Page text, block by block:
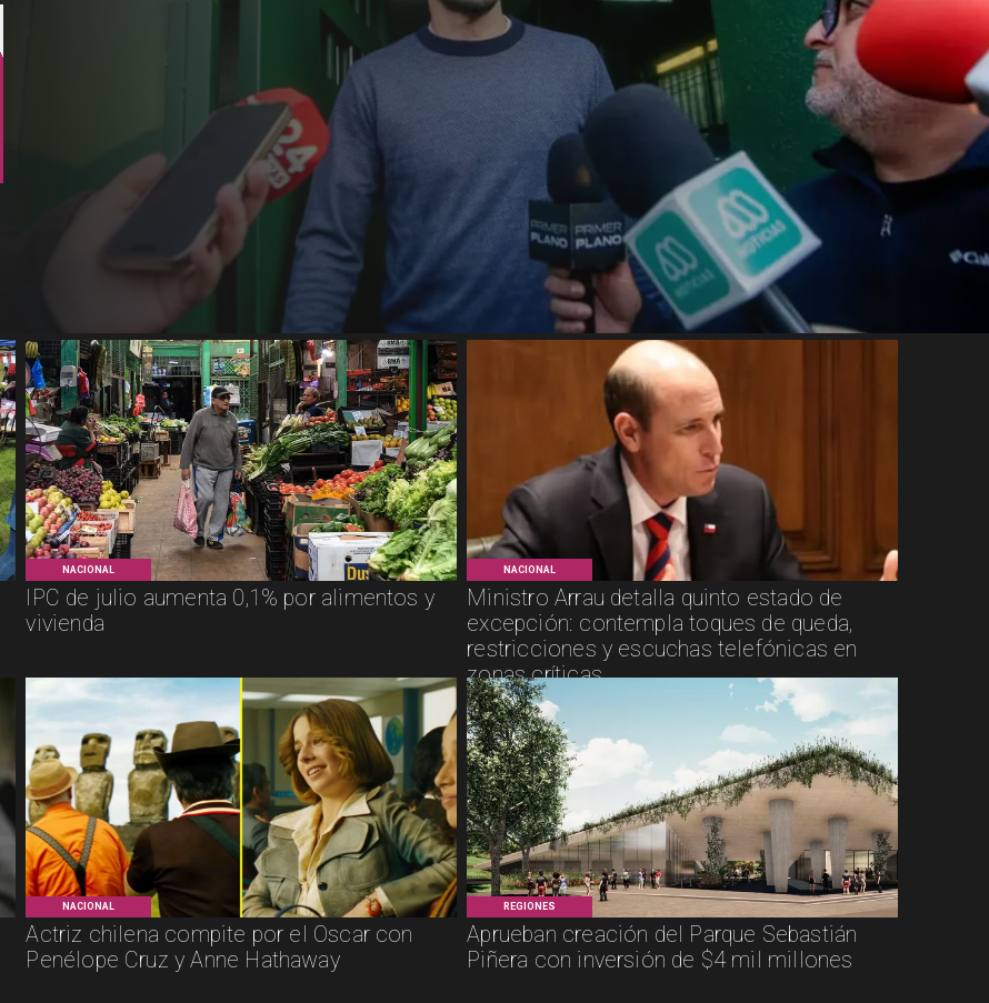
NACIONAL
IPC de julio aumenta 0,1% por alimentos y
vivienda
NACIONAL
Ministro Arrau detalla quinto estado de
excepción: contempla toques de queda,
restricciones y escuchas telefónicas en
zonas críticas
NACIONAL
Actriz chilena compite por el Oscar con
Penélope Cruz y Anne Hathaway
REGIONES
Aprueban creación del Parque Sebastián
Piñera con inversión de $4 mil millones